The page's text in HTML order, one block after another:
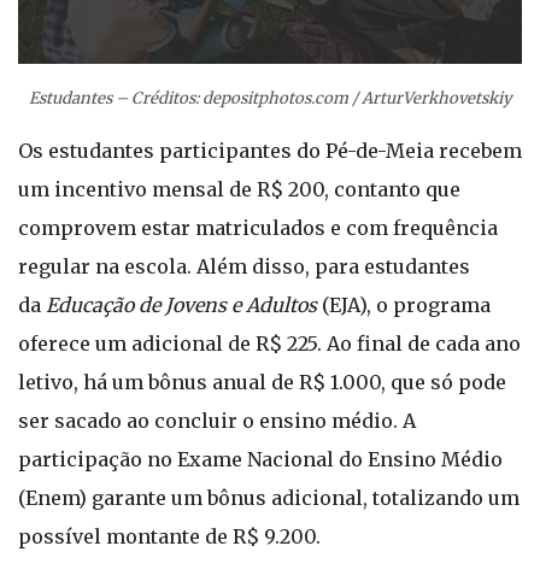
Estudantes – Créditos: depositphotos.com / ArturVerkhovetskiy
Os estudantes participantes do Pé-de-Meia recebem
um incentivo mensal de R$ 200, contanto que
comprovem estar matriculados e com frequência
regular na escola. Além disso, para estudantes
da Educação de Jovens e Adultos(EJA), o programa
oferece um adicional de R$ 225. Ao final de cada ano
letivo, há um bônus anual de R$ 1.000, que só pode
ser sacado ao concluir o ensino médio. A
participação no Exame Nacional do Ensino Médio
(Enem) garante um bônus adicional, totalizando um
possível montante de R$ 9.200.